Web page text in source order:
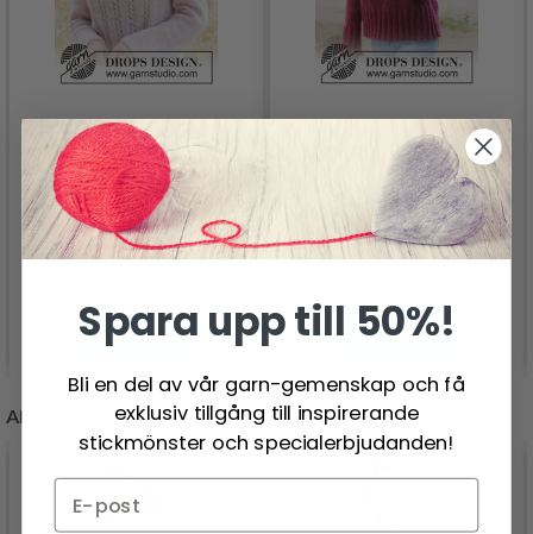
267-10 ROSE PEARL
SWEATER BY DROPS
DESIGN
Pris från212.00 SEK
Se produkt
264-22 CHERRY HILL
SWEATER BY DROPS
DESIGN
Pris från452.00 SEK
Se produkt
ANDRA KUNDER KÖPTE
Spara upp till 50%!
Bli en del av vår garn-gemenskap och få
exklusiv tillgång till inspirerande
stickmönster och specialerbjudanden!